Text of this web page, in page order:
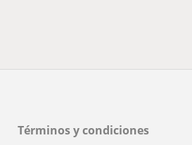
Términos y condiciones